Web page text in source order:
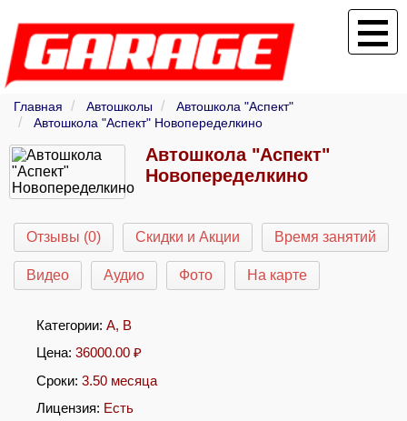
Главная Автошколы
Автошкола "Аспект"
Автошкола "Аспект" Новопеределкино
Автошкола "Аспект"
Новопеределкино
Отзывы (0) Скидки и Акции Время занятий
Видео Аудио Фото На карте
Категории: A, B
Цена: 36000.00 ₽
Сроки: 3.50 месяца
Лицензия: Есть